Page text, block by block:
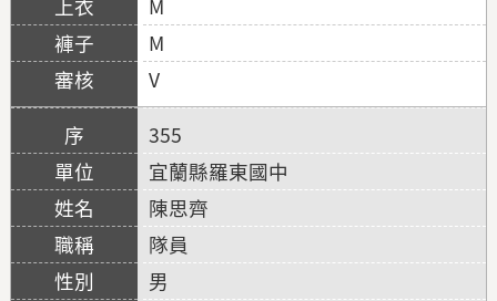
M
M
V
355
宜蘭縣羅東國中
陳思齊
隊員
男